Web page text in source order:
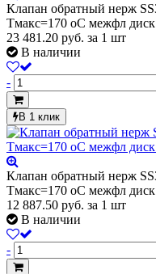
Клапан обратный нерж
Тмакс=170 оС межфл
23 481.20 руб. за 1 шт
В наличии
-
В 1 клик
Клапан обратный нерж
Тмакс=170 оС межфл
12 887.50 руб. за 1 шт
В наличии
-